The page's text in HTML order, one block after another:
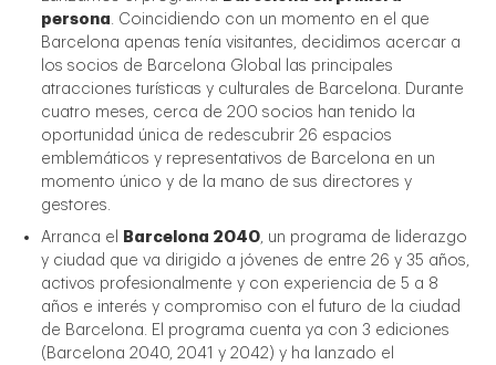
persona . Coincidiendo con un momento en el que
Barcelona apenas tenía visitantes, decidimos acercar a
los socios de Barcelona Global las principales
atracciones turísticas y culturales de Barcelona. Durante
cuatro meses, cerca de 200 socios han tenido la
oportunidad única de redescubrir 26 espacios
emblemáticos y representativos de Barcelona en un
momento único y de la mano de sus directores y
gestores.
Arranca el
Barcelona 2040, un programa de liderazgo
y ciudad que va dirigido a jóvenes de entre 26 y 35 años,
activos profesionalmente y con experiencia de 5 a 8
años e interés y compromiso con el futuro de la ciudad
de Barcelona. El programa cuenta ya con 3 ediciones
(Barcelona 2040, 2041 y 2042) y ha lanzado el